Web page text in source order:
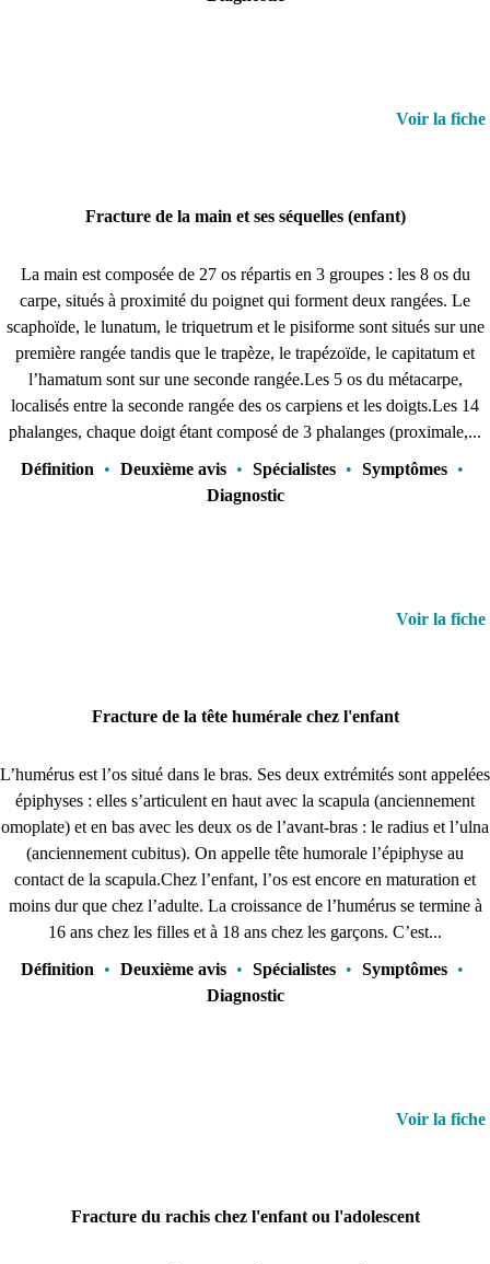
Voir la fiche
Fracture de la main et ses séquelles (enfant)
La main est composée de 27 os répartis en 3 groupes : les 8 os du
carpe, situés à proximité du poignet qui forment deux rangées. Le
scaphoïde, le lunatum, le triquetrum et le pisiforme sont situés sur une
première rangée tandis que le trapèze, le trapézoïde, le capitatum et
l’hamatum sont sur une seconde rangée.Les 5 os du métacarpe,
localisés entre la seconde rangée des os carpiens et les doigts.Les 14
phalanges, chaque doigt étant composé de 3 phalanges (proximale,...
Définition
• Deuxième avis • Spécialistes • Symptômes •
Diagnostic
Voir la fiche
Fracture de la tête humérale chez l'enfant
L’humérus est l’os situé dans le bras. Ses deux extrémités sont appelées
épiphyses : elles s’articulent en haut avec la scapula (anciennement
omoplate) et en bas avec les deux os de l’avant-bras : le radius et l’ulna
(anciennement cubitus). On appelle tête humorale l’épiphyse au
contact de la scapula.Chez l’enfant, l’os est encore en maturation et
moins dur que chez l’adulte. La croissance de l’humérus se termine à
16 ans chez les filles et à 18 ans chez les garçons. C’est...
Définition
• Deuxième avis • Spécialistes • Symptômes •
Diagnostic
Voir la fiche
Fracture du rachis chez l'enfant ou l'adolescent